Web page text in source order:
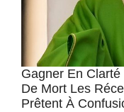
Gagner En Clarté
De Mort Les
Prêtent À